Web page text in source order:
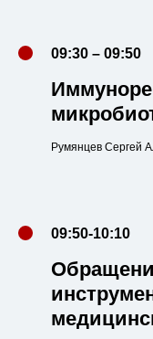
09:30 – 09:50
Румянцев Сергей
09:50-10:10